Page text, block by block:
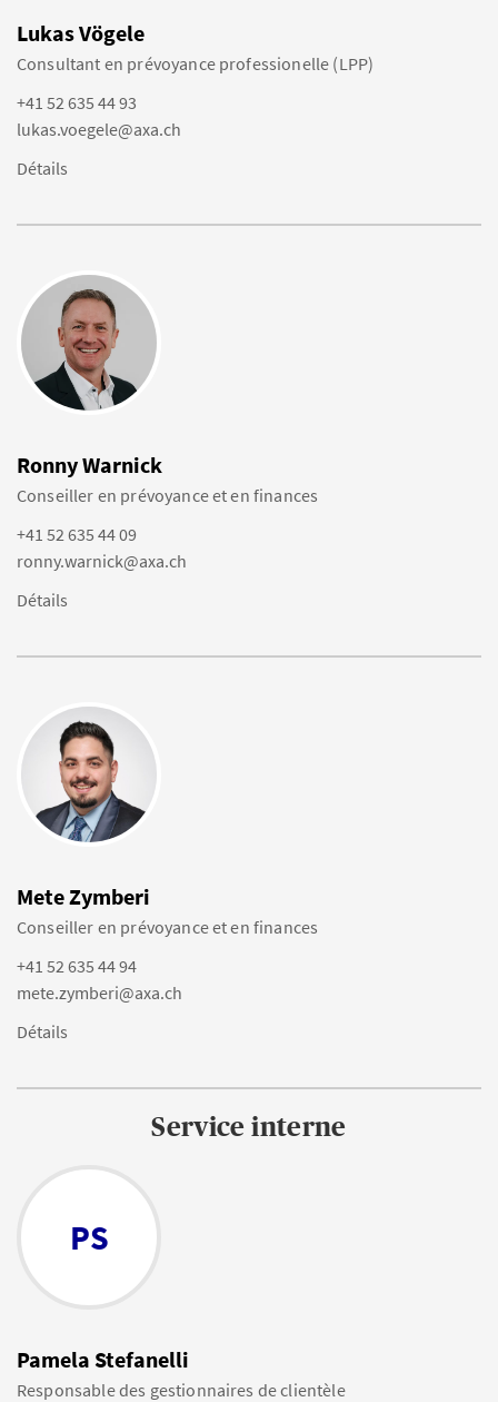
Lukas Vögele
Consultant en prévoyance professionelle (LPP)
+41 52 635 44 93
lukas.voegele@axa.ch
Détails
Ronny Warnick
Conseiller en prévoyance et en finances
+41 52 635 44 09
ronny.warnick@axa.ch
Détails
Mete Zymberi
Conseiller en prévoyance et en finances
+41 52 635 44 94
mete.zymberi@axa.ch
Détails
Service interne
PS
Pamela Stefanelli
Responsable des gestionnaires de clientèle